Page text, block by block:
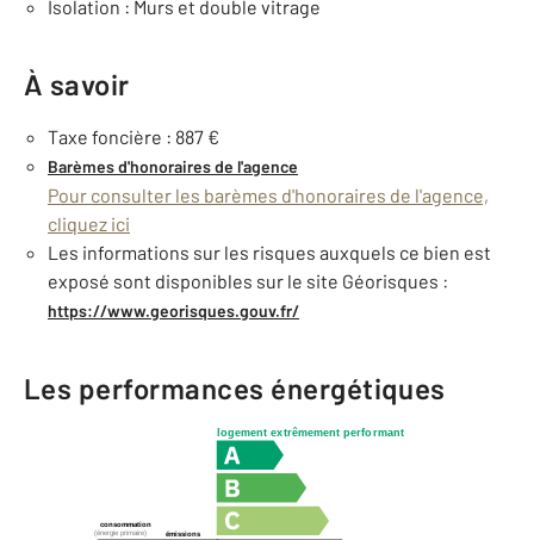
Isolation : Murs et double vitrage
À savoir
Taxe foncière : 887 €
Barèmes d'honoraires de l'agence
Pour consulter les barèmes d'honoraires de l'agence,
cliquez ici
Les informations sur les risques auxquels ce bien est
exposé sont disponibles sur le site Géorisques :
https://www.georisques.gouv.fr/
Les performances énergétiques
logement extrêmement performant
consommation
émissions
(énergie primaire)